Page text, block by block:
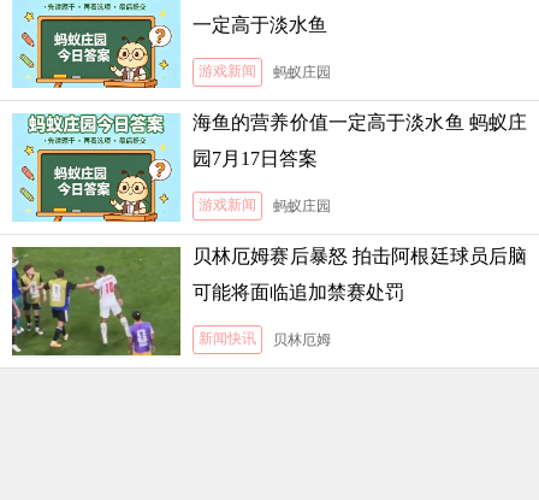
一定高于淡水鱼
游戏新闻 蚂蚁庄园
海鱼的营养价值一定高于淡水鱼 蚂蚁庄
园7月17日答案
游戏新闻 蚂蚁庄园
贝林厄姆赛后暴怒 拍击阿根廷球员后脑
可能将面临追加禁赛处罚
新闻快讯 贝林厄姆